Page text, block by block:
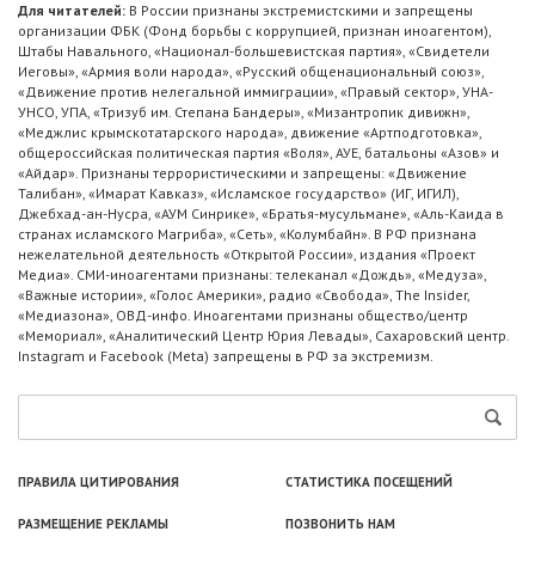
Для читателей: В России признаны экстремистскими и запрещены
организации ФБК (Фонд борьбы с коррупцией, признан иноагентом),
Штабы Навального, «Национал-большевистская партия», «Свидетели
Иеговы», «Армия воли народа», «Русский общенациональный союз»,
«Движение против нелегальной иммиграции», «Правый сектор», УНА-
УНСО, УПА, «Тризуб им. Степана Бандеры», «Мизантропик дивижн»,
«Меджлис крымскотатарского народа», движение «Артподготовка»,
общероссийская политическая партия «Воля», АУЕ, батальоны «Азов» и
«Айдар». Признаны террористическими и запрещены: «Движение
Талибан», «Имарат Кавказ», «Исламское государство» (ИГ, ИГИЛ),
Джебхад-ан-Нусра, «АУМ Синрике», «Братья-мусульмане», «Аль-Каида в
странах исламского Магриба», «Сеть», «Колумбайн». В РФ признана
нежелательной деятельность «Открытой России», издания «Проект
Медиа». СМИ-иноагентами признаны: телеканал «Дождь», «Медуза»,
«Важные истории», «Голос Америки», радио «Свобода», The Insider,
«Медиазона», ОВД-инфо. Иноагентами признаны общество/центр
«Мемориал», «Аналитический Центр Юрия Левады», Сахаровский центр.
Instagram и Facebook (Metа) запрещены в РФ за экстремизм.
ПРАВИЛА ЦИТИРОВАНИЯ СТАТИСТИКА ПОСЕЩЕНИЙ
РАЗМЕЩЕНИЕ РЕКЛАМЫ ПОЗВОНИТЬ НАМ